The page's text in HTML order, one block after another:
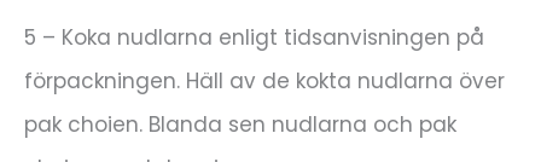
5 – Koka nudlarna enligt tidsanvisningen på
förpackningen. Häll av de kokta nudlarna över
pak choien. Blanda sen nudlarna och pak